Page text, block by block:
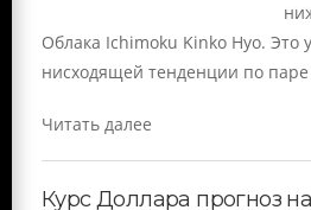
Облака Ichimoku Kinko Hyo. Это
нисходящей тенденции по
Читать далее
Курс Доллара прогноз